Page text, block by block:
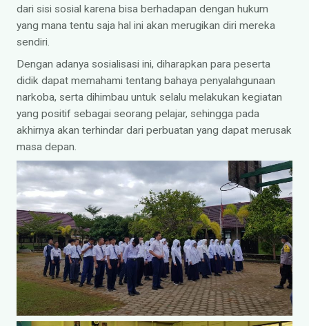
dari sisi sosial karena bisa berhadapan dengan hukum
yang mana tentu saja hal ini akan merugikan diri mereka
sendiri.
Dengan adanya sosialisasi ini, diharapkan para peserta
didik dapat memahami tentang bahaya penyalahgunaan
narkoba, serta dihimbau untuk selalu melakukan kegiatan
yang positif sebagai seorang pelajar, sehingga pada
akhirnya akan terhindar dari perbuatan yang dapat merusak
masa depan.